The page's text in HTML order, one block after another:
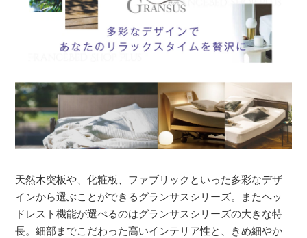
天然木突板や、化粧板、ファブリックといった多彩なデザ
インから選ぶことができるグランサスシリーズ。またヘッ
ドレスト機能が選べるのはグランサスシリーズの大きな特
長。細部までこだわった高いインテリア性と、きめ細やか